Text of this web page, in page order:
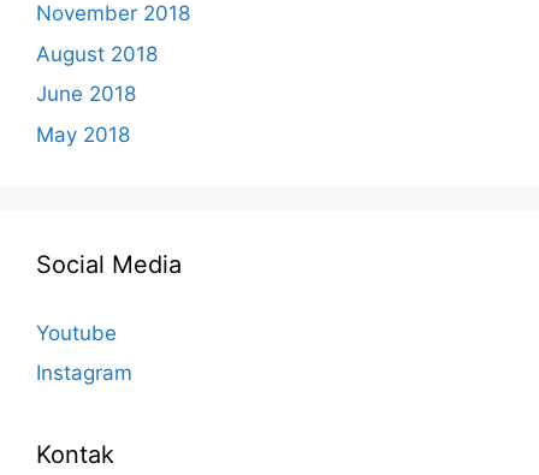
November 2018
August 2018
June 2018
May 2018
Social Media
Youtube
Instagram
Kontak